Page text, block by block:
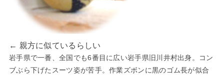
← 親方に似ているらしい
岩手県で一番、全国でも6番目に広い岩手県旧川井村出身。コン
ブぶら下げたスーツ姿が苦手。作業ズボンに黒のゴム長が似合